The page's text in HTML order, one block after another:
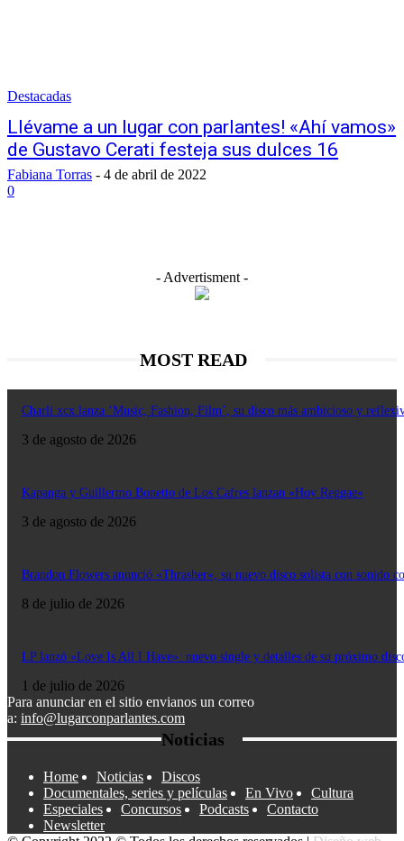
Destacadas
Llévame a un lugar con parlantes! «Ahí vamos»
de Gustavo Cerati festeja sus dulces 16
Fabiana Torras - 4 de abril de 2022
0
- Advertisment -
MOST READ
Charli xcx lanza ‘Music, Fashion, Film’, su disco más ambicioso y
3 de agosto de 2026
Kapanga y Guillermo Bonetto de Los Cafres lanzan «Hoy Reggae»
3 de agosto de 2026
Brandon Flowers anunció «Thrasher», su nuevo disco solista con sonido
8 de julio de 2026
LP lanzó «Love Is All I Have»: nuevo single y detalles de su próximo
1 de julio de 2026
Para anunciar en el sitio envianos un correo
a: info@lugarconparlantes.com
Noticias
Home Noticias
Discos
Documentales, series y películas
En Vivo
Cultura
Especiales
Concursos Podcasts
Contacto
Newsletter